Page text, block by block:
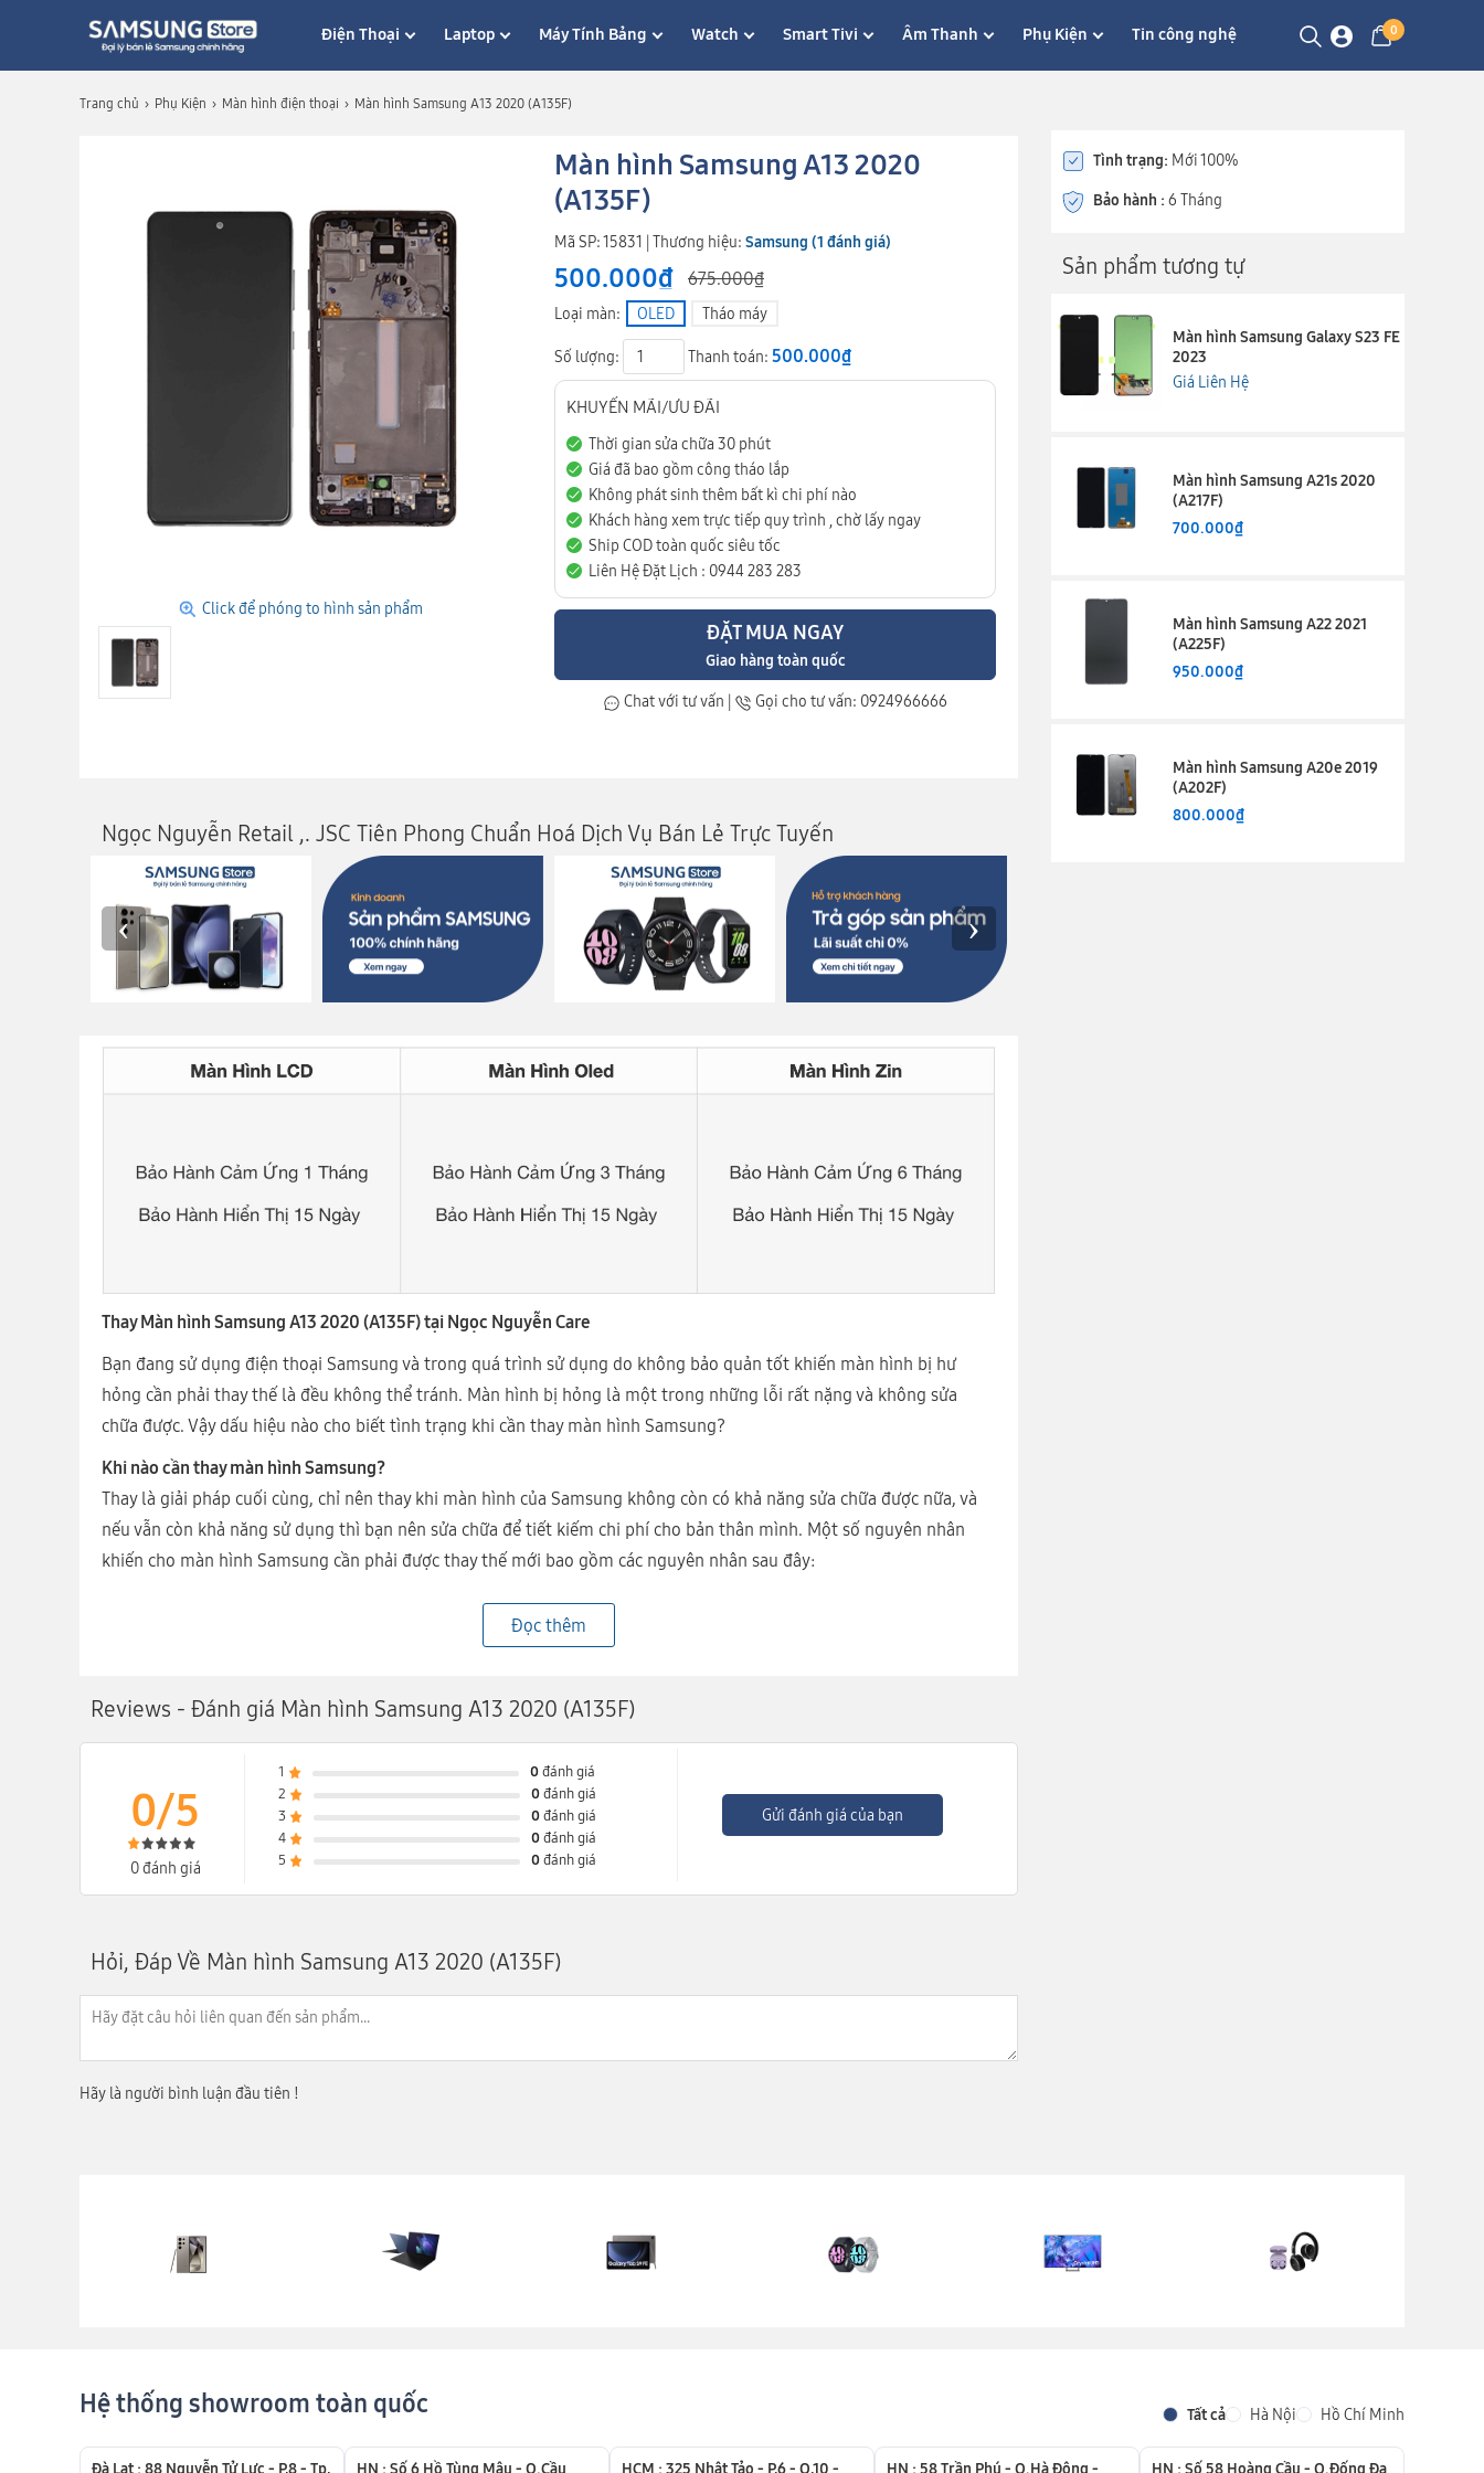
Điện Thoại Laptop Máy Tính Bảng Watch Smart Tivi Âm Thanh Phụ Kiện Tin công nghệ 0
Trang chủ Phụ Kiện Màn hình điện thoại Màn hình Samsung A13 2020 (A135F)
Click để phóng to hình sản phẩm
Màn hình Samsung A13 2020
(A135F)
Mã SP: 15831 | Thương hiệu: Samsung (1 đánh giá)
500.000₫ 675.000₫
Loại màn: OLED
Tháo máy
Số lượng:
Thanh toán: 500.000₫
KHUYẾN MÃI/ƯU ĐÃI
Thời gian sửa chữa 30 phút
Giá đã bao gồm công tháo lắp
Không phát sinh thêm bất kì chi phí nào
Khách hàng xem trực tiếp quy trình , chờ lấy ngay
Ship COD toàn quốc siêu tốc
Liên Hệ Đặt Lịch : 0944 283 283
ĐẶT MUA NGAY
Giao hàng toàn quốc
Chat với tư vấn | Gọi cho tư vấn: 0924966666
Ngọc Nguyễn Retail ,. JSC Tiên Phong Chuẩn Hoá Dịch Vụ Bán Lẻ Trực Tuyến
‹ ›
Thay Màn hình Samsung A13 2020 (A135F) tại Ngọc Nguyễn Care
Bạn đang sử dụng điện thoại Samsung và trong quá trình sử dụng do không bảo quản tốt khiến màn hình bị hư
hỏng cần phải thay thế là đều không thể tránh. Màn hình bị hỏng là một trong những lỗi rất nặng và không sửa
chữa được. Vậy dấu hiệu nào cho biết tình trạng khi cần thay màn hình Samsung?
Khi nào cần thay màn hình Samsung?
Thay là giải pháp cuối cùng, chỉ nên thay khi màn hình của Samsung không còn có khả năng sửa chữa được nữa, và
nếu vẫn còn khả năng sử dụng thì bạn nên sửa chữa để tiết kiếm chi phí cho bản thân mình. Một số nguyên nhân
khiến cho màn hình Samsung cần phải được thay thế mới bao gồm các nguyên nhân sau đây:
- Màn hình Samsung bị vỡ, nhiễu màu, không hiển thị như bình thường dù cảm ứng vẫn hoạt động được bình
- Màn hình Samsung hiển thị sai màu sắc, sọc màu, loang màu.
Đọc thêm
Reviews - Đánh giá Màn hình Samsung A13 2020 (A135F)
0/5
0 đánh giá
1 0đánh giá
2
0đánh giá
3
0đánh giá
4
0đánh giá
5
0đánh giá
Gửi đánh giá của bạn
Hỏi, Đáp Về Màn hình Samsung A13 2020 (A135F)
Hãy là người bình luận đầu tiên !
Tình trạng: Mới 100%
Bảo hành : 6 Tháng
Sản phẩm tương tự
Màn hình Samsung Galaxy S23 FE
2023
Giá Liên Hệ
Màn hình Samsung A21s 2020
(A217F)
700.000₫
Màn hình Samsung A22 2021
(A225F)
950.000₫
Màn hình Samsung A20e 2019
(A202F)
800.000₫
Hệ thống showroom toàn quốc Tất cả Hà Nội Hồ Chí Minh
Đà Lạt : 88 Nguyễn Tử Lực - P,8 - Tp,
HN : Số 6 Hồ Tùng Mậu - Q.Cầu
HCM : 325 Nhật Tảo - P,6 - Q,10 -
HN : 58 Trần Phú - Q.Hà Đông -
HN : Số 58 Hoàng Cầu - Q.Đống Đa